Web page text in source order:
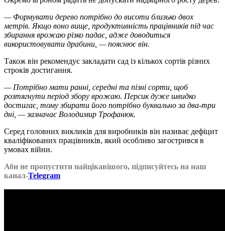
— Формувати дерево потрібно до висоти близько двох
метрів. Якщо воно вище, продуктивність працівників під час
збирання врожаю різко падає, адже доводиться
використовувати драбини, — пояснює він.
Також він рекомендує закладати сад із кількох сортів різних
строків достигання.
— Потрібно мати ранні, середні та пізні сорти, щоб
розтягнути період збору врожаю. Персик дуже швидко
достигає, тому збирати його потрібно буквально за два-три
дні, — зазначає Володимир Трофанюк.
Серед головних викликів для виробників він називає дефіцит
кваліфікованих працівників, який особливо загострився в
умовах війни.
Аби не пропустити найцікавішого, підписуйтесь на наш
канал-Telegram